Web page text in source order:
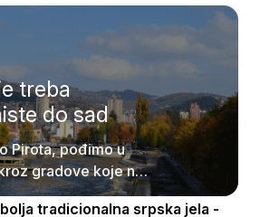
treba
do sad
Pirota, pođimo u
gradove koje ne
tradicionalna srpska jela -